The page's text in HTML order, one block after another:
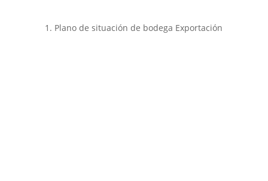
1. Plano de situación de bodega Exportación